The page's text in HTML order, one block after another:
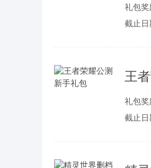
礼包
截止日
王
礼包
截止日